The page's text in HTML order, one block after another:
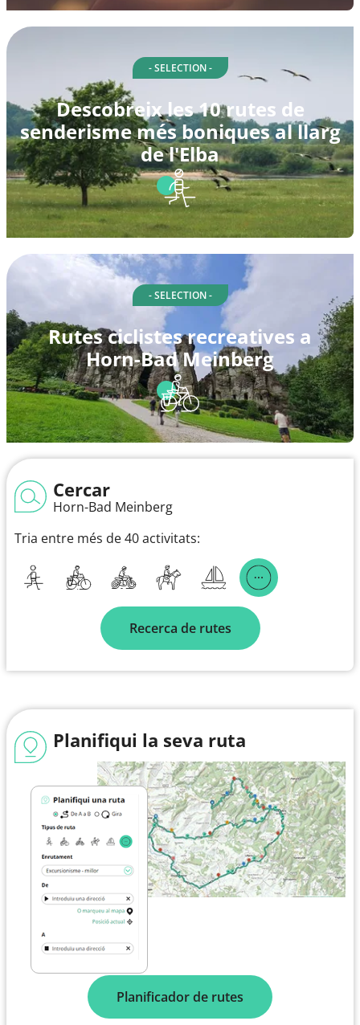
- SELECTION -
Descobreix les 10 rutes de
senderisme més boniques al llarg
de l'Elba
- SELECTION -
Rutes ciclistes recreatives a
Horn-Bad Meinberg
Cercar
Horn-Bad Meinberg
Tria entre més de 40 activitats:
Recerca de rutes
Planifiqui la seva ruta
Planificador de rutes